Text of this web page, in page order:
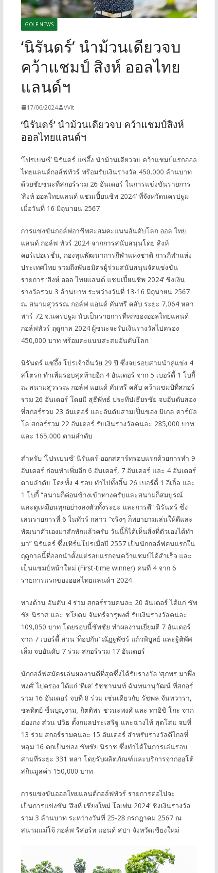
GOLF NEWS
‘นิรันดร์’ นำม้วนเดียวจบ
คว้าแชมป์ สิงห์ ออลไทย
แลนด์ฯ
17/06/2024 VVit
‘นิรันดร์’ นำม้วนเดียวจบ คว้าแชมป์สิงห์
ออลไทยแลนด์ฯ
‘โปรเบนซ์’ นิรันดร์ แซ่อึ้ง นำม้วนเดียวจบ คว้าแชมป์แรกออล
ไทยแลนด์กอล์ฟทัวร์ พร้อมรับเงินรางวัล 450,000 ล้านบาท
ด้วยชัยชนะที่สกอร์รวม 26 อันเดอร์ ในการแข่งขันรายการ
‘สิงห์ ออลไทยแลนด์ แชมเปี้ยนชิพ 2024’ ที่จังหวัดนครปฐม
เมื่อวันที่ 16 มิถุนายน 2567
การแข่งขันกอล์ฟอาชีพสะสมคะแนนอันดับโลก ออล ไทย
แลนด์ กอล์ฟ ทัวร์ 2024 จากการสนับสนุนโดย สิงห์
คอร์เปอเรชั่น, กองทุนพัฒนาการกีฬาแห่งชาติ การกีฬาแห่ง
ประเทศไทย รวมถึงพันธมิตรผู้ร่วมสนับสนุนจัดแข่งขัน
รายการ ‘สิงห์ ออล ไทยแลนด์ แชมเปี้ยนชิพ 2024’ ชิงเงิน
รางวัลรวม 3 ล้านบาท ระหว่างวันที่ 13-16 มิถุนายน 2567
ณ สนามสุวรรณ กอล์ฟ แอนด์ คันทรี คลับ ระยะ 7,064 หลา
พาร์ 72 จ.นครปฐม นับเป็นรายการที่หกของออลไทยแลนด์
กอล์ฟทัวร์ ฤดูกาล 2024 ผู้ชนะจะรับเงินรางวัลไปครอง
450,000 บาท พร้อมคะแนนสะสมอันดับโลก
นิรันดร์ แซ่อึ้ง โปรเจ้าถิ่นวัย 29 ปี ซึ่งจบรอบสามนำคู่แข่ง 4
สโตรก ทำเพิ่มรอบสุดท้ายอีก 4 อันเดอร์ จาก 5 เบอร์ดี้ 1 โบกี้
ณ สนามสุวรรณ กอล์ฟ แอนด์ คันทรี คลับ คว้าแชมป์ที่สกอร์
รวม 26 อันเดอร์ โดยมี สุธีพัทธ์ ประทีปเธียรชัย จบอันดับสอง
ที่สกอร์รวม 23 อันเดอร์ และอันดับสามเป็นของ มิเกล คาร์บัล
โล สกอร์รวม 22 อันเดอร์ รับเงินรางวัลคนละ 285,000 บาท
และ 165,000 ตามลำดับ
สำหรับ ‘โปรเบนซ์’ นิรันดร์ ออกสตาร์ทรอบแรกด้วยการทำ 9
อันเดอร์ ก่อนทำเพิ่มอีก 6 อันเดอร์, 7 อันเดอร์ และ 4 อันเดอร์
ตามลำดับ โดยทั้ง 4 รอบ ทำไปทั้งสิ้น 26 เบอร์ดี้ 1 อีเกิ้ล และ
1 โบกี้ “สนามก็ค่อนข้างเข้าทางครับและสนามก็สมบูรณ์
และดูเหมือนทุกอย่างลงตัวทั้งระยะ และการตี” นิรันดร์ ซึ่ง
เล่นรายการที่ 6 ในทัวร์ กล่าว “จริงๆ ก็พยายามเล่นให้ดีและ
พัฒนาตัวเองมาสักพักแล้วครับ วันนี้ก็ได้เห็นสิ่งที่ตัวเองได้ทำ
มา” นิรันดร์ ซึ่งเทิร์นโปรเมื่อปี 2557 เป็นนักกอล์ฟคนแรกใน
ฤดูกาลนี้ที่ออกนำตั้งแต่รอบแรกจนคว้าแชมป์ได้สำเร็จ และ
เป็นแชมป์หน้าใหม่ (First-time winner) คนที่ 4 จาก 6
รายการแรกของออลไทยแลนด์ฯ 2024
ทางด้าน อันดับ 4 ร่วม สกอร์รวมคนละ 20 อันเดอร์ ได้แก่ ชัพ
ชัย นิราศ และ ชโยดม จันทร์จารุพงศ์ รับเงินรางวัลคนละ
109,050 บาท โดยรอบนี้ชัพชัย ทำผลงานเยี่ยมตี 7 อันเดอร์
จาก 7 เบอร์ดี้ ส่วน ‘ท็อปกัน’ ณัฏฐพัชร์ แก้วพิบูลย์ และฐิติพัศ
เล็ม จบอันดับ 7 ร่วม สกอร์รวม 17 อันเดอร์
นักกอล์ฟสมัครเล่นผลงานดีที่สุดซึ่งได้รับรางวัล ‘ศุภพร มาพึ่ง
พงศ์’ ไปครอง ได้แก่ ‘ทีเค’ รัชชานนท์ ฉันทนานุวัฒน์ ที่สกอร์
รวม 16 อันเดอร์ จบที่ 8 ร่วม เช่นเดียวกับ รัชพล จันทวารา,
ชลทิตย์ ชื่นบุญงาม, กิตติพร ชวนะพงศ์ และ ทาอิชิ โกะ จาก
ฮ่องกง ส่วน ปวิธ ตั้งกมลประเสริฐ และฉ่างไท้ สุดโสม จบที่
13 ร่วม สกอร์รวมคนละ 15 อันเดอร์ สำหรับรางวัลตีไกลที่
หลุม 16 ตกเป็นของ ชัพชัย นิราช ซึ่งทำได้ในการเล่นรอบ
สามที่ระยะ 331 หลา โดยรับผลิตภัณฑ์และบริการจากออโต้
สกินมูลค่า 150,000 บาท
การแข่งขันออลไทยแลนด์กอล์ฟทัวร์ รายการต่อไปจะ
เป็นการแข่งขัน ‘สิงห์ เชียงใหม่ โอเพ่น 2024’ ชิงเงินรางวัล
รวม 3 ล้านบาท ระหว่างวันที่ 25-28 กรกฎาคม 2567 ณ
สนามแม่โจ้ กอล์ฟ รีสอร์ท แอนด์ สปา จังหวัดเชียงใหม่